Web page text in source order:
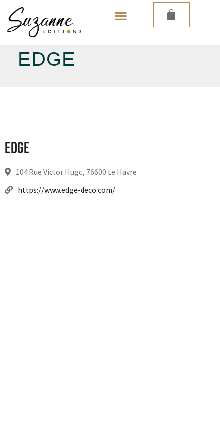
EDGE
Edge
104 Rue Victor Hugo, 76600 Le Havre
https://www.edge-deco.com/